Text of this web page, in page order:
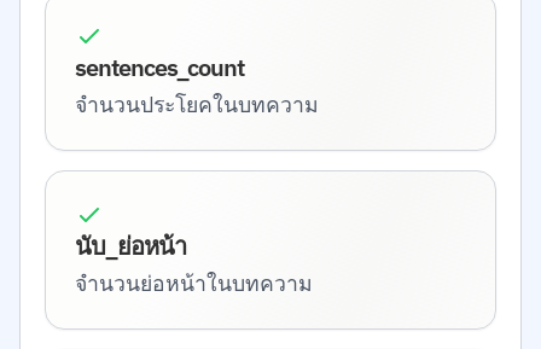
sentences_count
จำนวนประโยคในบทความ
นับ_ย่อหน้า
จำนวนย่อหน้าในบทความ